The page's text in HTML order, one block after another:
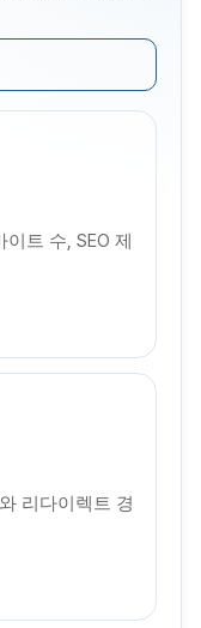
트 수, SEO 제
리다이렉트 경